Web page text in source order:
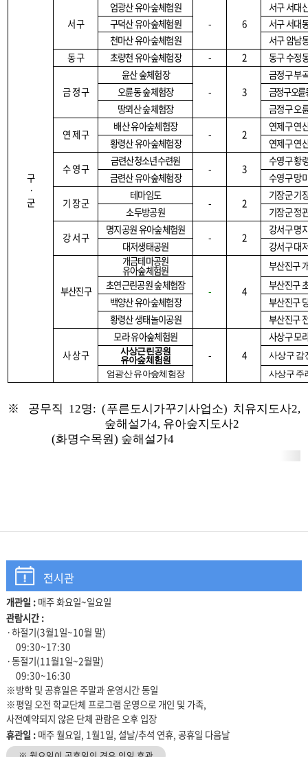
구
·
군
서 구
엄광산 유아숲체험원
-
6
서구 서대
구덕산 유아숲체험원
서구 서대
천마산 유아숲체험원
서구 암남
동 구
초량천 유아숲체험장 - 2 동구 수정
금 정 구
윤산 숲체험장
-
3
금정구 부
오륜동 숲체험장
금정구 오륜
땅뫼산 숲체험장
금정구 오
연 제 구
배산 유아숲체험장
- 2
연제구 연
황령산 유아숲체험장
연제구 연
수 영 구
금련산청소년수련원
- 3
수영구 황
금련산 유아숲체험장
수영구 망
기 장 군
테마임도
- 2
기장군 기
소두방공원
기장군 정
강 서 구
명지공원 유아숲체험원
- 2
강서구 명
대저생태공원
강서구 대
부산진구
개금테마공원
유아숲체험원
-
4
부산진구
초연근린공원 숲체험장
부산진구
백양산 유아숲체험장
부산진구
황령산 생태놀이공원
부산진구
사 상 구
모라 유아숲체험원
-
4
사상구 모
사상근린공원
유아숲체험원
사상구 감
엄광산 유아숲체험장
사상구 주
※ 공무직 12명: (푸른도시가꾸기사업소) 치유지도사2,
숲해설가4, 유아숲지도사2
(화명수목원) 숲해설가4
전시관
관람안내
개관일 :매주 화요일~일요일
관람시간 :
·하절기(3월1일~10월 말)
09:30~17:30
·동절기(11월1일~2월말)
09:30~16:30
※방학 및 공휴일은 주말과 운영시간 동일
※평일 오전 학교단체 프로그램 운영으로 개인 및 가족,
사전예약되지 않은 단체 관람은 오후 입장
휴관일 :매주 월요일, 1월1일, 설날/추석 연휴, 공휴일 다음날